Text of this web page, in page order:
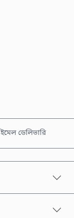
ইমেল ডেলিভারি